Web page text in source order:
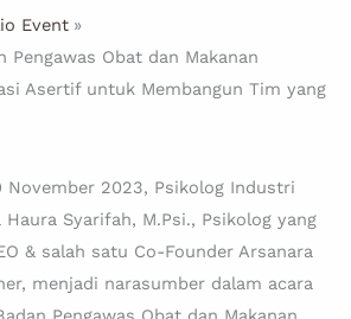
Event
Pengawas Obat dan Makanan
Asertif untuk Membangun Tim yang
November 2023, Psikolog Industri
Syarifah, M.Psi., Psikolog yang
& salah satu Co-Founder Arsanara
menjadi narasumber dalam acara